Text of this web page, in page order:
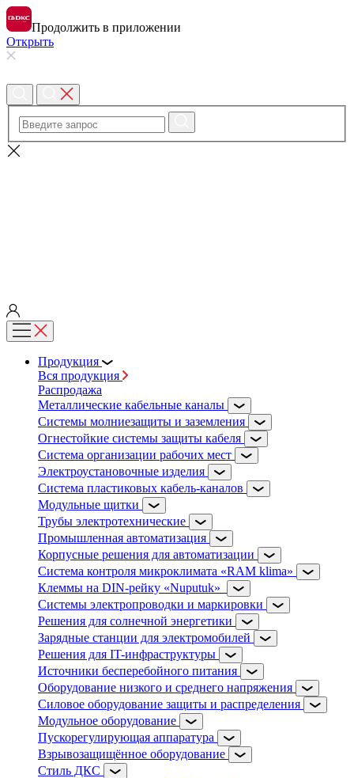
Продолжить в приложении
Открыть
Продукция
Вся продукция
Распродажа
Металлические кабельные каналы
Системы молниезащиты и заземления
Огнестойкие системы защиты кабеля
Система организации рабочих мест
Электроустановочные изделия
Система пластиковых кабель-каналов
Модульные щитки
Трубы электротехнические
Промышленная автоматизация
Корпусные решения для автоматизации
Система контроля микроклимата «RAM klima»
Клеммы на DIN-рейку «Nuputuk»
Системы электропроводки и маркировки
Решения для солнечной энергетики
Зарядные станции для электромобилей
Решения для IT-инфраструктуры
Источники бесперебойного питания
Оборудование низкого и среднего напряжения
Силовое оборудование защиты и распределения
Модульное оборудование
Пускорегулирующая аппаратура
Взрывозащищённое оборудование
Стиль ДКС